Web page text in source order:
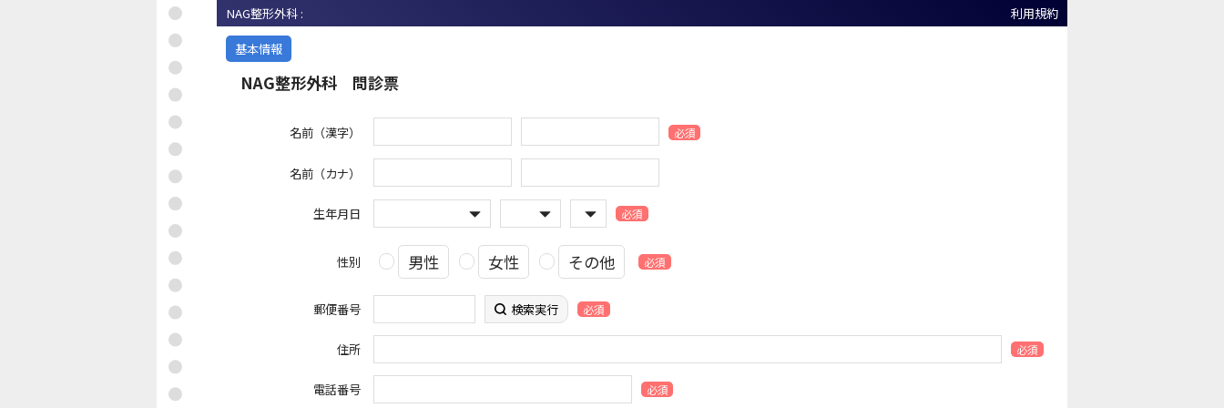
NAG整形外科 : 利用規約
基本情報
NAG整形外科 問診票
名前（漢字） 必須
名前（カナ）
生年月日 必須
性別 男性 女性 その他 必須
郵便番号 検索実行 必須
住所 必須
電話番号 必須